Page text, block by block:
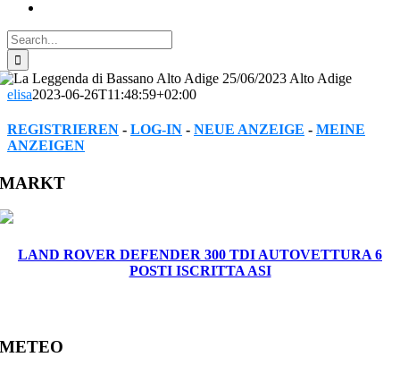
Search
for:
elisa2023-06-26T11:48:59+02:00
REGISTRIEREN - LOG-IN - NEUE ANZEIGE - MEINE
ANZEIGEN
Facebook
Twitter
Reddit
LinkedIn
WhatsApp
Tumblr
Pinterest
Vk
Xing
Email
MARKT
LAND ROVER DEFENDER 300 TDI AUTOVETTURA 6
POSTI ISCRITTA ASI
METEO